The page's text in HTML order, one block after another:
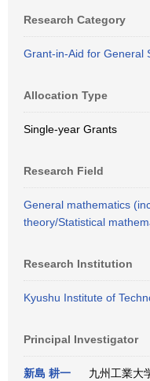
Research Category
Grant-in-Aid for General
Allocation Type
Single-year Grants
Research Field
General mathematics
theory/Statistical
Research Institution
Kyushu Institute of
Principal Investigator
新島 耕一 九州工業大